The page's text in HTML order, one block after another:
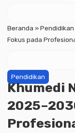
Beranda »Pendidikan
Fokus pada
Pendidikan
Khumedi